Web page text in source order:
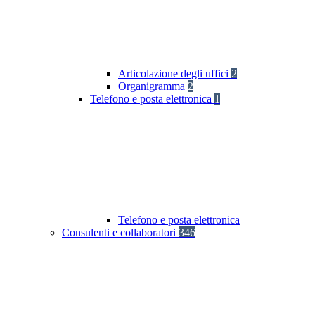
Articolazione degli uffici 2
Organigramma 2
Telefono e posta elettronica 1
Telefono e posta elettronica
Consulenti e collaboratori 346